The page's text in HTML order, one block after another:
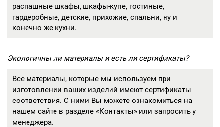
распашные шкафы, шкафы-купе, гостиные,
гардеробные, детские, прихожие, спальни, ну и
конечно же кухни.
Экологичны ли материалы и есть ли сертификаты?
Все материалы, которые мы используем при
изготовлении ваших изделий имеют сертификаты
соответствия. С ними Вы можете ознакомиться на
нашем сайте в разделе «Контакты» или запросить у
менеджера.